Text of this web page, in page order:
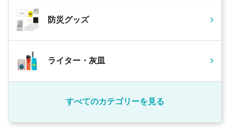
防災グッズ
ライター・灰皿
すべてのカテゴリーを見る